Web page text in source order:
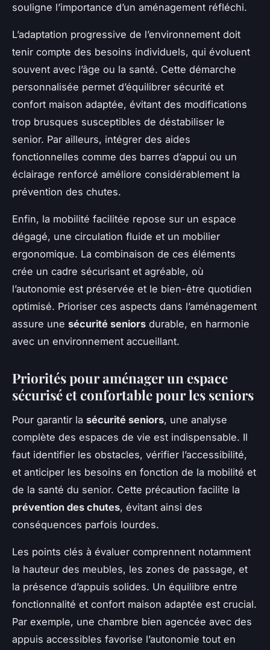
souligne l’importance d’un aménagement réfléchi.
L’adaptation progressive de l’environnement doit
tenir compte des besoins individuels, qui évoluent
souvent avec l’âge ou la santé. Cette démarche
personnalisée permet d’équilibrer sécurité et
confort maison adaptée, évitant des modifications
trop brusques susceptibles de déstabiliser le
senior. Par ailleurs, intégrer des aides
fonctionnelles comme des barres d’appui ou un
éclairage renforcé améliore considérablement la
prévention des chutes.
Enfin, la mobilité facilitée repose sur un espace
dégagé, une circulation fluide et un mobilier
ergonomique. La combinaison de ces éléments
crée un cadre sécurisant et agréable, où
l’autonomie est préservée et le bien-être quotidien
optimisé. Prioriser ces aspects dans l’aménagement
assure une sécurité seniors durable, en harmonie
avec un environnement accueillant.
Priorités pour aménager un espace
sécurisé et confortable pour les seniors
Pour garantir la sécurité seniors, une analyse
complète des espaces de vie est indispensable. Il
faut identifier les obstacles, vérifier l’accessibilité,
et anticiper les besoins en fonction de la mobilité et
de la santé du senior. Cette précaution facilite la
prévention des chutes, évitant ainsi des
conséquences parfois lourdes.
Les points clés à évaluer comprennent notamment
la hauteur des meubles, les zones de passage, et
la présence d’appuis solides. Un équilibre entre
fonctionnalité et confort maison adaptée est crucial.
Par exemple, une chambre bien agencée avec des
appuis accessibles favorise l’autonomie tout en